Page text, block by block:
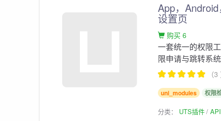
App，
设置页
购买 6
一套统一的权限
限申请与跳转系
（
uni_modules 权限
分类： UTS插件